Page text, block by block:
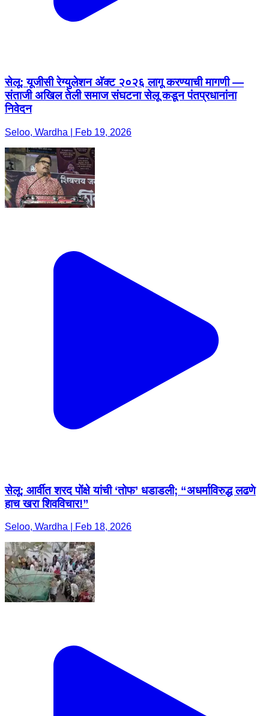
सेलू: यूजीसी रेग्युलेशन अ‍ॅक्ट २०२६ लागू करण्याची मागणी —
संताजी अखिल तेली समाज संघटना सेलू कडून पंतप्रधानांना
निवेदन
Seloo, Wardha | Feb 19, 2026
सेलू: आर्वीत शरद पोंक्षे यांची ‘तोफ’ धडाडली; “अधर्माविरुद्ध लढणे
हाच खरा शिवविचार!”
Seloo, Wardha | Feb 18, 2026